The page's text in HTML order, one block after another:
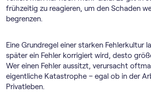
frühzeitig zu reagieren, um den Schaden
begrenzen.
Eine Grundregel einer starken Fehlerkultur
später ein Fehler korrigiert wird, desto
Wer einen Fehler aussitzt, verursacht
eigentliche Katastrophe – egal ob in der
Privatleben.